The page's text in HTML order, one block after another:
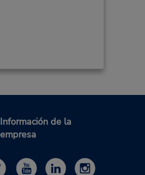
Información de la
empresa